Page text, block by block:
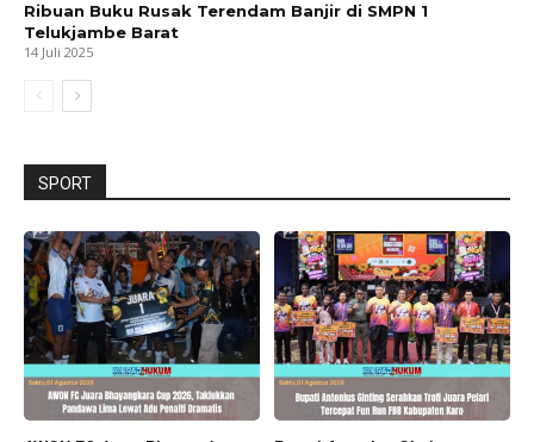
Ribuan Buku Rusak Terendam Banjir di SMPN 1
Telukjambe Barat
14 Juli 2025
SPORT